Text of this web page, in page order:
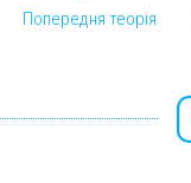
Попередня теорія